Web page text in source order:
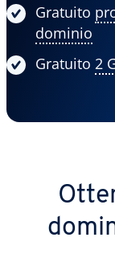
Gratuito
dominio
Gratuito 2